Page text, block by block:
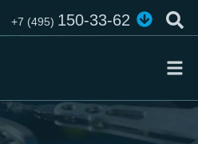
+7 (495)150-33-62